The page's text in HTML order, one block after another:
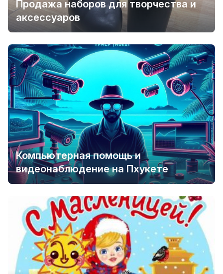
Продажа наборов для творчества и
аксессуаров
Компьютерная помощь и
видеонаблюдение на Пхукете